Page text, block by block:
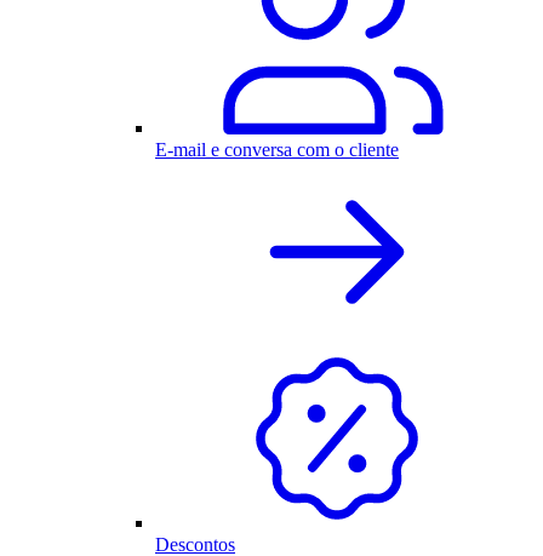
E-mail e conversa com o cliente
Descontos